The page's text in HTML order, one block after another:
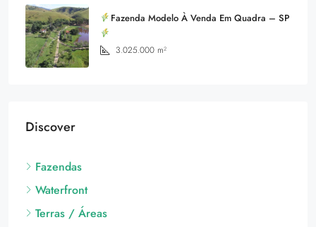
Fazenda Modelo À Venda Em Quadra – SP
3.025.000 m²
Discover
Fazendas
Waterfront
Terras / Áreas